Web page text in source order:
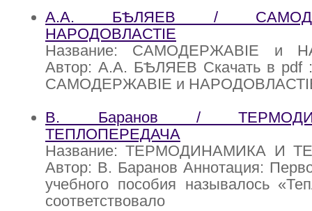
А.А. БѢЛЯЕВ /
НАРОДОВЛАСТIЕ
Название: САМОДЕРЖАВIЕ и
Автор: А.А. БѢЛЯЕВ Скачать в
САМОДЕРЖАВIЕ и
В. Баранов /
ТЕПЛОПЕРЕДАЧА
Название: ТЕРМОДИНАМИКА И
Автор: В. Баранов Аннотация:
учебного пособия называлось
соответствовало